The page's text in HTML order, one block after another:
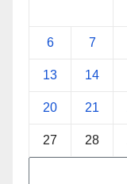
6 7
13 14
20 21
27 28